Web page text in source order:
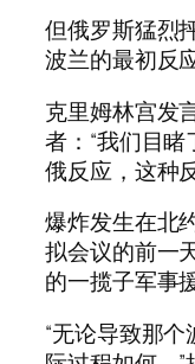
但俄罗斯猛烈
波兰的最初反应
克里姆林宫发
者：“我们目
俄反应，这种
爆炸发生在北
拟会议的前一
的一揽子军事
“无论导致那